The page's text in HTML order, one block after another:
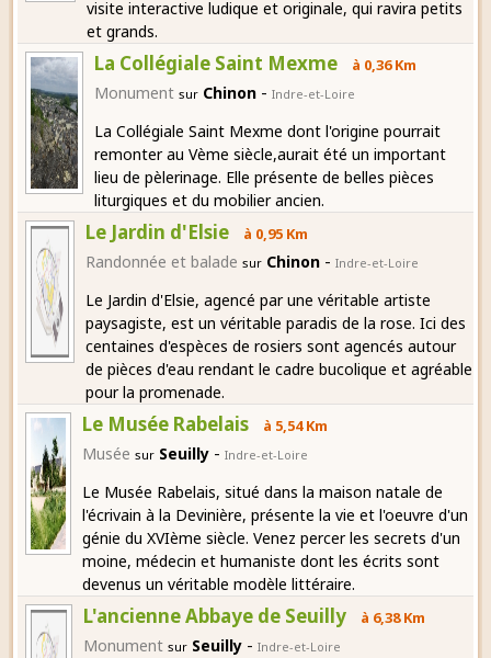
visite interactive ludique et originale, qui ravira petits
et grands.
La Collégiale Saint Mexme à 0,36 Km
Monument sur Chinon -Indre-et-Loire
La Collégiale Saint Mexme dont l'origine pourrait
remonter au Vème siècle,aurait été un important
lieu de pèlerinage. Elle présente de belles pièces
liturgiques et du mobilier ancien.
Le Jardin d'Elsie à 0,95 Km
Randonnée et balade sur Chinon - Indre-et-Loire
Le Jardin d'Elsie, agencé par une véritable artiste
paysagiste, est un véritable paradis de la rose. Ici des
centaines d'espèces de rosiers sont agencés autour
de pièces d'eau rendant le cadre bucolique et agréable
pour la promenade.
Le Musée Rabelais à 5,54 Km
Musée sur Seuilly -Indre-et-Loire
Le Musée Rabelais, situé dans la maison natale de
l'écrivain à la Devinière, présente la vie et l'oeuvre d'un
génie du XVIème siècle. Venez percer les secrets d'un
moine, médecin et humaniste dont les écrits sont
devenus un véritable modèle littéraire.
L'ancienne Abbaye de Seuilly à 6,38 Km
Monument sur Seuilly - Indre-et-Loire